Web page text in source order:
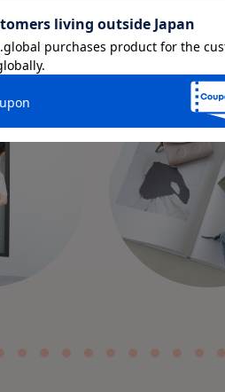
感と、 自分好みに育つ本革アイテ